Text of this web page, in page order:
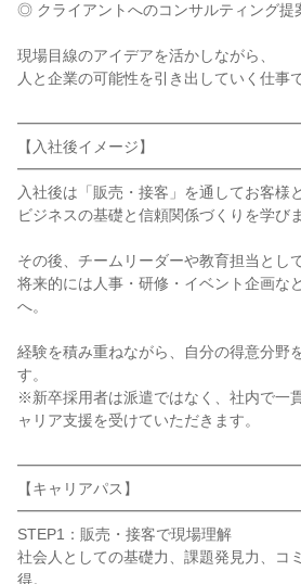
◎ クライアントへのコンサルティング提
現場目線のアイデアを活かしながら、
人と企業の可能性を引き出していく仕事で
【入社後イメージ】
入社後は「販売・接客」を通してお客様
ビジネスの基礎と信頼関係づくりを学びま
その後、チームリーダーや教育担当とし
将来的には人事・研修・イベント企画な
へ。
経験を積み重ねながら、自分の得意分野
す。
※新卒採用者は派遣ではなく、社内で一
ャリア支援を受けていただきます。
【キャリアパス】
STEP1：販売・接客で現場理解
社会人としての基礎力、課題発見力、コ
得。